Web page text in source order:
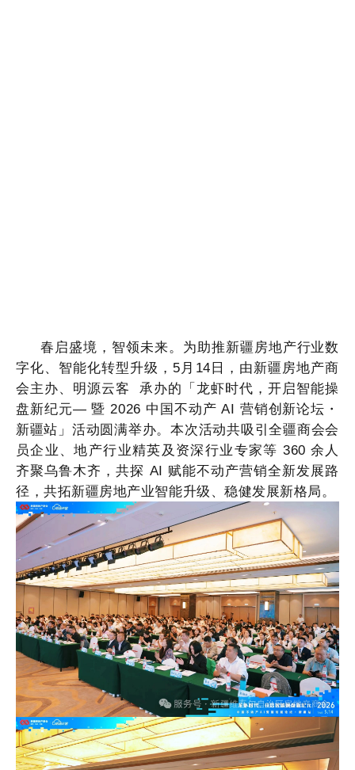
春启盛境，智领未来。为助推新疆房地产行业数
字化、智能化转型升级， 5月14日， 由新疆房地产商
会主办、 明源云客
承办的「龙虾时代，开启智能操
盘新纪元— 暨 2026 中国不动产 AI 营销创新论坛・
新疆站」活动圆满举办。本次活动共吸引全疆商会会
员企业、地产行业精英及资深行业专家等 360 余人
齐聚乌鲁木齐，共探 AI 赋能不动产营销全新发展路
径，共拓新疆房地产业智能升级、稳健发展新格局。